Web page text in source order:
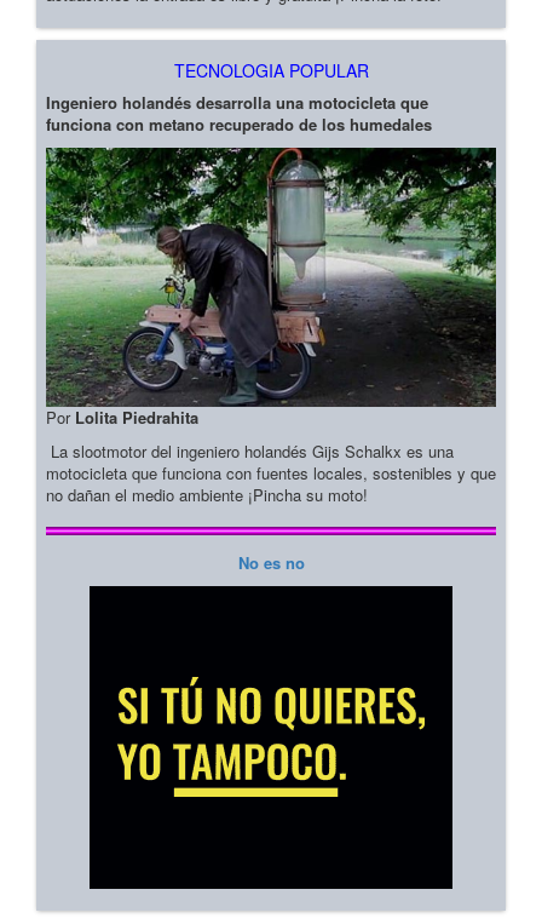
TECNOLOGIA POPULAR
Ingeniero holandés desarrolla una motocicleta que
funciona con metano recuperado de los humedales
Por Lolita Piedrahita
La slootmotor del ingeniero holandés Gijs Schalkx es una
motocicleta que funciona con fuentes locales, sostenibles y que
no dañan el medio ambiente ¡Pincha su moto!
No es no